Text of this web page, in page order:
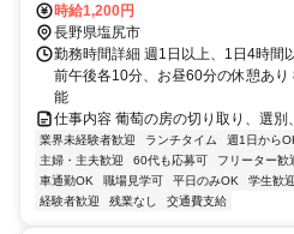
時給1,200円
長野県塩尻市
勤務時間詳細 週1日以上、1日4時
前午後各10分、お昼60分の休憩あ
能
仕事内容 葡萄の房の切り取り、選別
業界未経験者歓迎 ランチタイム 週1日から
主婦・主夫歓迎
60代も応募可 フリーター歓
車通勤OK
職場見学可 平日のみOK 学生歓迎
経験者歓迎
残業なし 交通費支給